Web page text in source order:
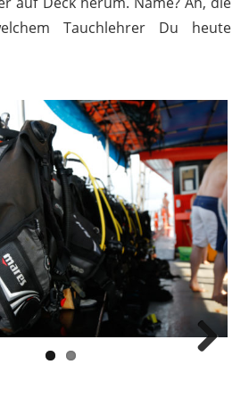
Tauchlehrer Du heute